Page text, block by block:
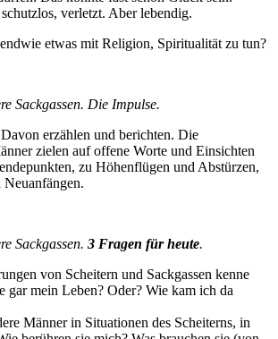
verletzt. Aber lebendig.
etwas mit Religion, Spiritualität zu tun?
Sackgassen. Die Impulse.
erzählen und berichten. Die
zielen auf offene Worte und Einsichten
zu Höhenflügen und Abstürzen,
Sackgassen. 3 Fragen für heute.
von Scheitern und Sackgassen kenne
gar mein Leben? Oder? Wie kam ich da
Männer in Situationen des Scheiterns, in